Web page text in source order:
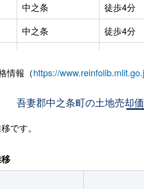
中之条 徒歩4分
中之条 徒歩4分
中之条 徒歩5分
中之条 徒歩3分
長野原草津口
長野原草津口 徒歩2時間
情報（https://
吾妻郡中之条町の土地売却
です。